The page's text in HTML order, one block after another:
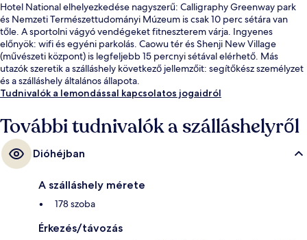
Hotel National elhelyezkedése nagyszerű: Calligraphy Greenway park
és Nemzeti Természettudományi Múzeum is csak 10 perc sétára van
tőle. A sportolni vágyó vendégeket fitneszterem várja. Ingyenes
előnyök: wifi és egyéni parkolás. Caowu tér és Shenji New Village
(művészeti központ) is legfeljebb 15 percnyi sétával elérhető. Más
utazók szeretik a szálláshely következő jellemzőit: segítőkész személyzet
és a szálláshely általános állapota.
Tudnivalók a lemondással kapcsolatos jogaidról
További tudnivalók a szálláshelyről
Dióhéjban
A szálláshely mérete
178 szoba
Érkezés/távozás